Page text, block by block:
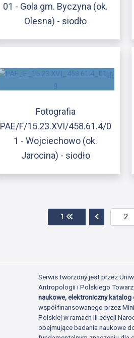
01 - Gola gm. Byczyna (ok.
Olesna) - siodło
Fotografia
PAE/F/15.23.XVI/458.61.4/0
1 - Wojciechowo (ok.
Jarocina) - siodło
1 Przejdź doPrzejdź do
Serwis tworzony jest przez
Antropologii i Polskiego
naukowe, elektroniczny
współfinansowanego przez
Polskiej w ramach III edycji
obejmujące badania naukowe